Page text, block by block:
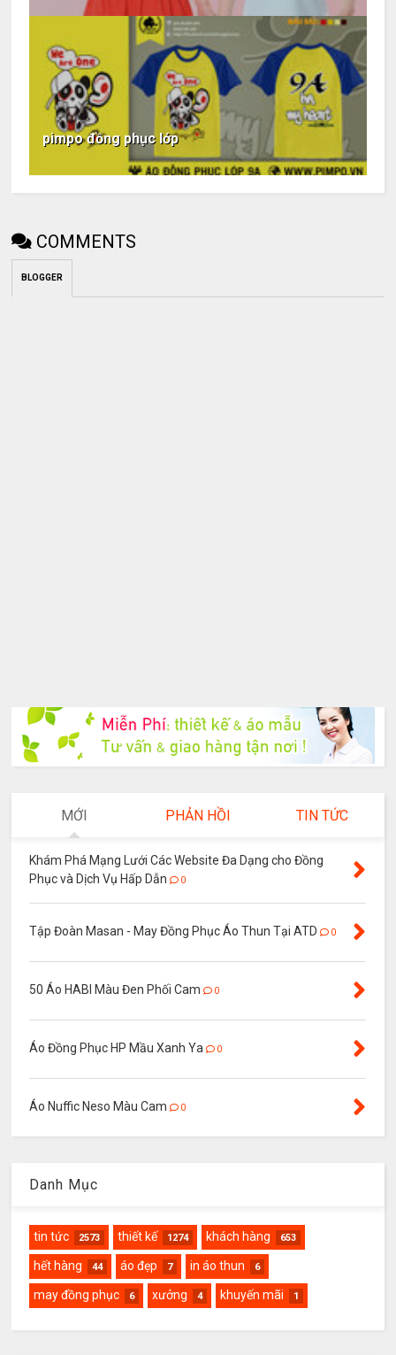
pimpo đồng phục lớp
COMMENTS
BLOGGER
MỚI PHẢN HỒI TIN TỨC
Khám Phá Mạng Lưới Các Website Đa Dạng cho Đồng
Phục và Dịch Vụ Hấp Dẫn
0
Tập Đoàn Masan - May Đồng Phục Áo Thun Tại ATD 0
50 Áo HABI Màu Đen Phối Cam 0
Áo Đồng Phục HP Mầu Xanh Ya 0
Áo Nuffic Neso Màu Cam 0
Danh Mục
tin tức 2573 thiết kế 1274 khách hàng 653
hết hàng 44 áo đẹp 7 in áo thun 6
may đồng phục 6 xưởng 4 khuyến mãi 1